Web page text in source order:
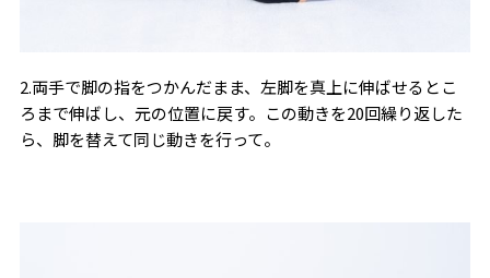
2.両手で脚の指をつかんだまま、左脚を真上に伸ばせるとこ
ろまで伸ばし、元の位置に戻す。この動きを20回繰り返した
ら、脚を替えて同じ動きを行って。